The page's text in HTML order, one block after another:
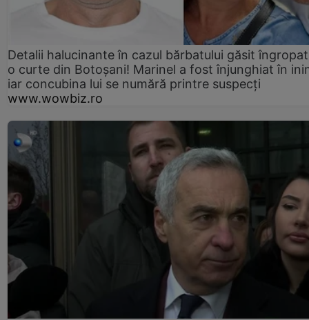
Detalii halucinante în cazul bărbatului găsit
o curte din Botoșani! Marinel a fost înjunghiat în
iar concubina lui se numără printre suspecți
www.wowbiz.ro